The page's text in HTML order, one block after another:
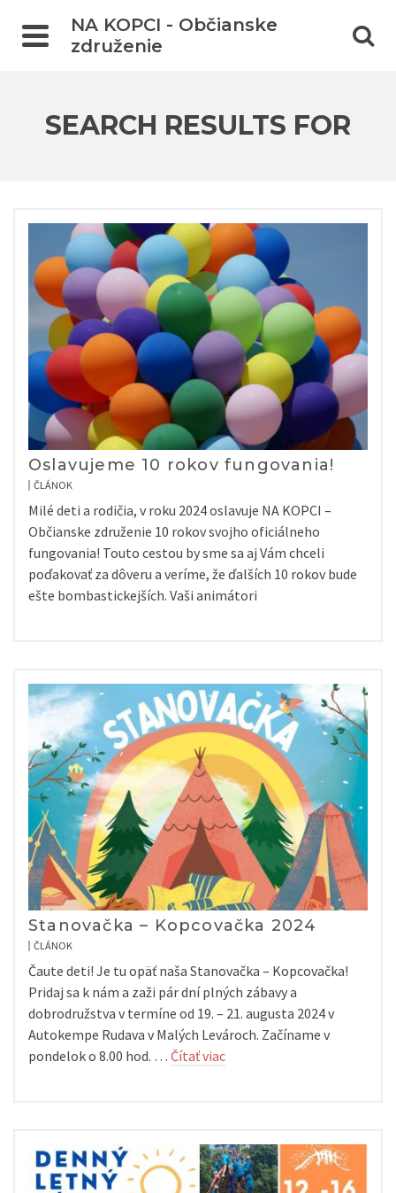
NA KOPCI - Občianske
združenie
SEARCH RESULTS FOR
Oslavujeme 10 rokov fungovania!
ČLÁNOK
Milé deti a rodičia, v roku 2024 oslavuje NA KOPCI –
Občianske združenie 10 rokov svojho oficiálneho
fungovania! Touto cestou by sme sa aj Vám chceli
poďakovať za dôveru a veríme, že ďalších 10 rokov bude
ešte bombastickejších. Vaši animátori
Stanovačka – Kopcovačka 2024
ČLÁNOK
Čaute deti! Je tu opäť naša Stanovačka – Kopcovačka!
Pridaj sa k nám a zaži pár dní plných zábavy a
dobrodružstva v termíne od 19. – 21. augusta 2024 v
Autokempe Rudava v Malých Levároch. Začíname v
pondelok o 8.00 hod. … Čítať viac